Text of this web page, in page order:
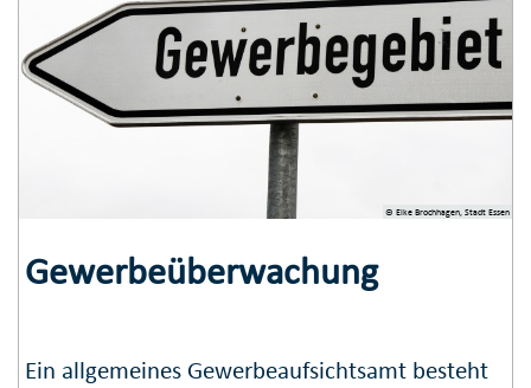
© Elke Brochhagen, Stadt Essen
Gewerbeüberwachung
Ein allgemeines Gewerbe­aufsichts­amt besteht